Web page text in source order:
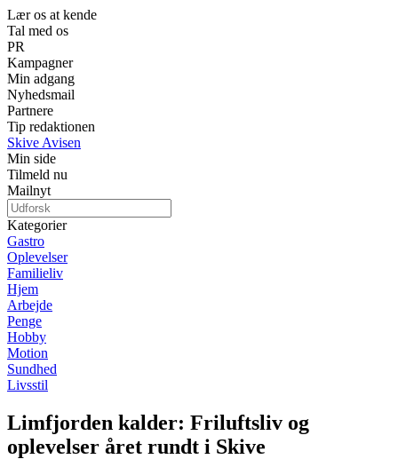
Lær os at kende
Tal med os
PR
Kampagner
Min adgang
Nyhedsmail
Partnere
Tip redaktionen
Skive Avisen
Min side
Tilmeld nu
Mailnyt
Kategorier
Gastro
Oplevelser
Familieliv
Hjem
Arbejde
Penge
Hobby
Motion
Sundhed
Livsstil
Limfjorden kalder: Friluftsliv og
oplevelser året rundt i Skive